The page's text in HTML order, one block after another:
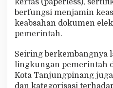
kertas (paperless),
berfungsi menjamin
keabsahan dokumen
pemerintah.
Seiring berkembangnya
lingkungan pemerintah
Kota Tanjungpinang
dan kategorisasi